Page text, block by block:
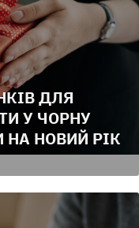
ДЛЯ
У ЧОРНУ
НОВИЙ РІК